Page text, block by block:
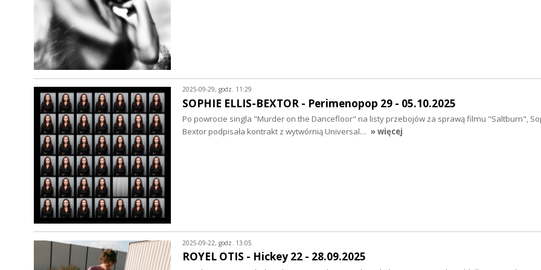
2025-09-29, godz. 11:29
SOPHIE ELLIS-BEXTOR - Perimenopop 29 - 05.10.2025
Po powrocie singla "Murder on the Dancefloor" na listy przebojów za sprawą filmu "Saltburn",
Bextor podpisała kontrakt z wytwórnią Universal… » więcej
2025-09-22, godz. 13:05
ROYEL OTIS - Hickey 22 - 28.09.2025